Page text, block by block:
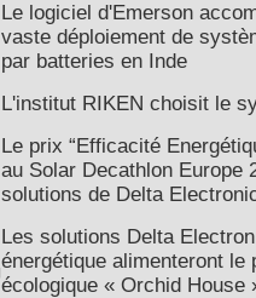
Le logiciel d'Emerson
vaste déploiement de
par batteries en Inde
L'institut RIKEN choisit le
Le prix “Efficacité
au Solar Decathlon Europe
solutions de Delta
Les solutions Delta
énergétique alimenteront le
écologique « Orchid House